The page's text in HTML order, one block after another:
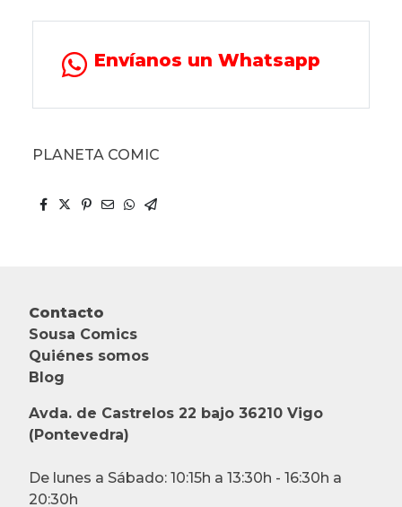
Envíanos un Whatsapp
PLANETA COMIC
Contacto
Sousa Comics
Quiénes somos
Blog
Avda. de Castrelos 22 bajo 36210 Vigo
(Pontevedra)
De lunes a Sábado: 10:15h a 13:30h - 16:30h a
20:30h